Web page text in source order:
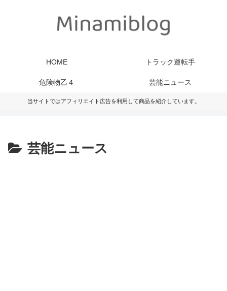
HOME トラック運転手
危険物乙４ 芸能ニュース
当サイトではアフィリエイト広告を利用して商品を紹介しています。
芸能ニュース